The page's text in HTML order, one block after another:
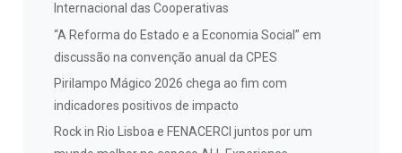
Internacional das Cooperativas
“A Reforma do Estado e a Economia Social” em
discussão na convenção anual da CPES
Pirilampo Mágico 2026 chega ao fim com
indicadores positivos de impacto
Rock in Rio Lisboa e FENACERCI juntos por um